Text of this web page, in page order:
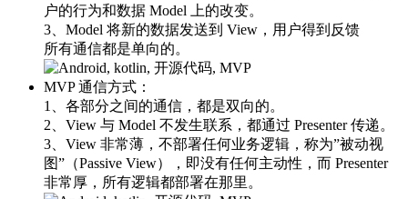
户的行为和数据 Model 上的改变。
3、Model 将新的数据发送到 View，用户得到反馈
所有通信都是单向的。
MVP 通信方式：
1、各部分之间的通信，都是双向的。
2、View 与 Model 不发生联系，都通过 Presenter 传递。
3、View 非常薄，不部署任何业务逻辑，称为”被动视
图”（Passive View），即没有任何主动性，而 Presenter
非常厚，所有逻辑都部署在那里。